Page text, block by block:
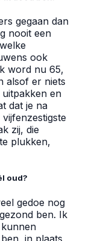
gegaan dan
nooit een
ook
word nu 65,
alsof er niets
en
dat je na
zij, die
plukken,
oud?
gedoe nog
ben. Ik
in plaats